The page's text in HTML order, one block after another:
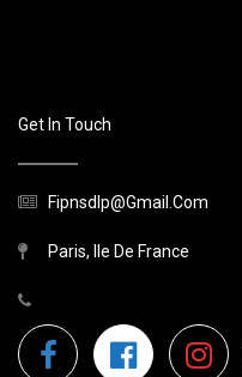
Get In Touch
Fipnsdlp@gmail.com
Paris, Ile De France